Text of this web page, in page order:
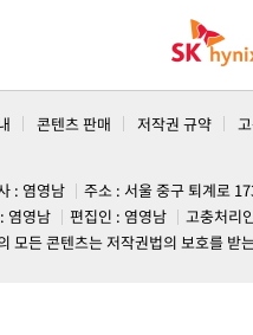
콘텐츠 판매 저작권 규약
: 염영남
주소 : 서울 중구 퇴계로
염영남
편집인 : 염영남
고충처리
모든 콘텐츠는 저작권법의 보호를